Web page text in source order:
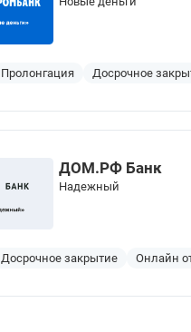
Пролонгация Досрочное
ДОМ.РФ Банк
Надежный
Досрочное закрытие Онлайн